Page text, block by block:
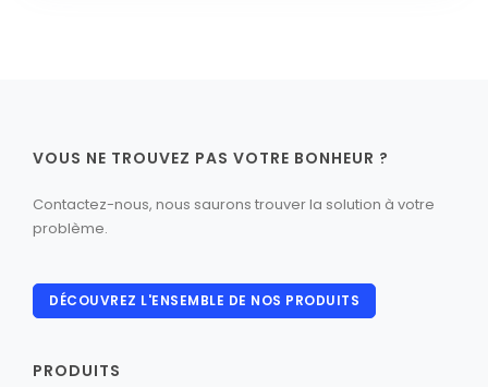
VOUS NE TROUVEZ PAS VOTRE BONHEUR ?
Contactez-nous, nous saurons trouver la solution à votre
problème.
DÉCOUVREZ L'ENSEMBLE DE NOS PRODUITS
PRODUITS